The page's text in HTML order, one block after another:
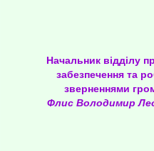
Начальник відділу
забезпечення та
зверненнями
Флис Володимир